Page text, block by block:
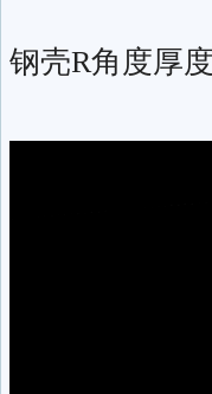
钢壳R角度厚